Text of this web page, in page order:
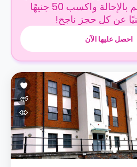
يحبونه حقًا! قم بالإحالة واكسب 50 جنيهًا
عن كل حجز ناجح!
احصل عليها الآن